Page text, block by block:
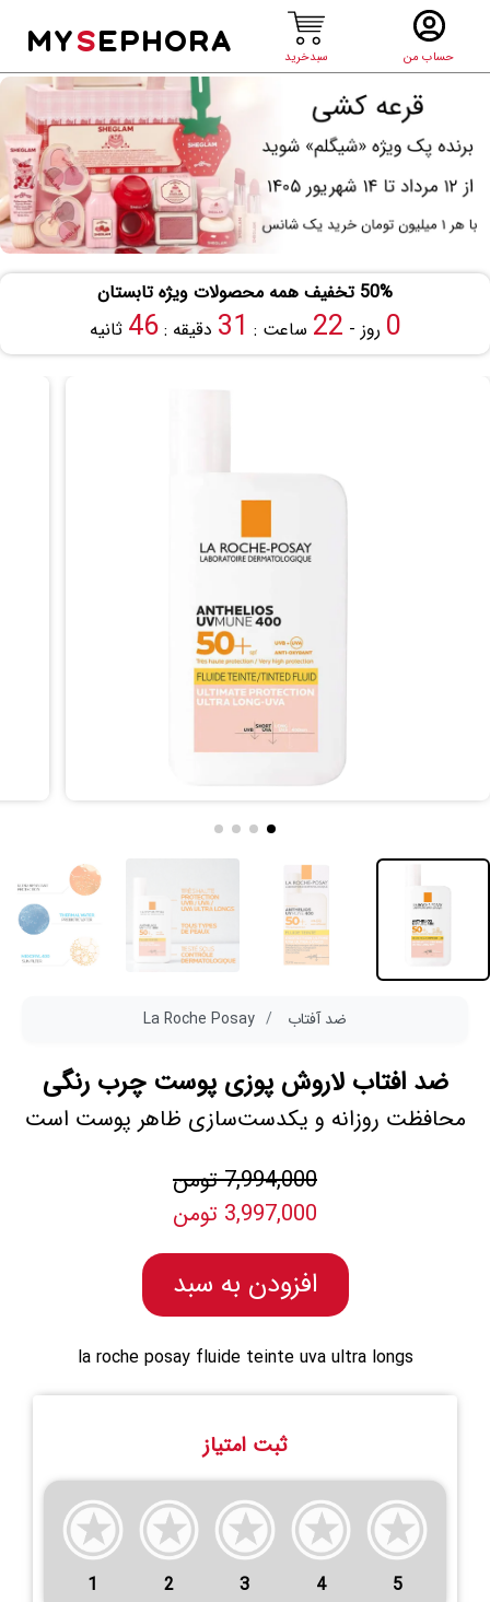
حساب من سبدخرید
MYSEPHORA
50% تخفیف همه محصولات ویژه تابستان
0 روز - 22 ساعت : 31 دقیقه :46 ثانیه
ضد آفتاب La Roche Posay
ضد افتاب لاروش پوزی پوست چرب رنگی
محافظت روزانه و یکدست‌سازی ظاهر پوست است
7,994,000 تومن
3,997,000 تومن
افزودن به سبد
la roche posay fluide teinte uva ultra longs
ثبت امتیاز
1 2 3 4 5